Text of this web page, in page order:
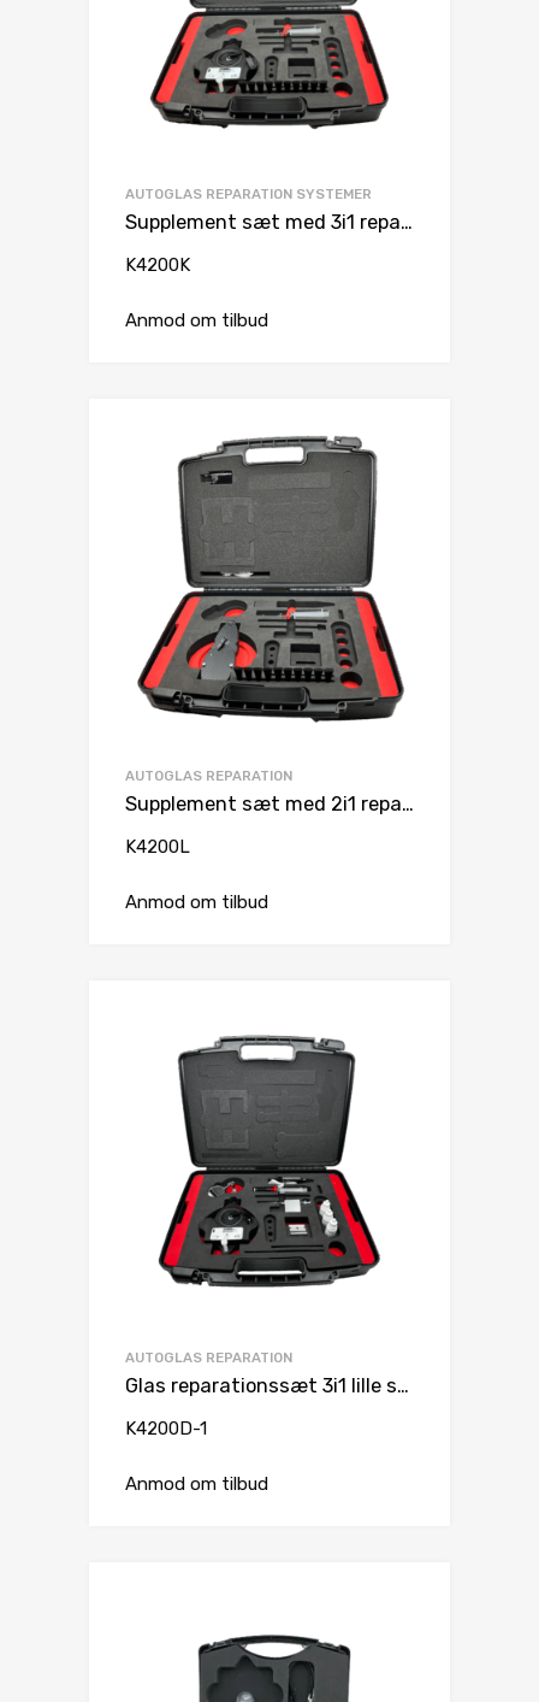
AUTOGLAS REPARATION SYSTEMER
Supplement sæt med 3i1 reparationsbro
K4200K
Anmod om tilbud
AUTOGLAS REPARATION
Supplement sæt med 2i1 reparationsbro
K4200L
Anmod om tilbud
AUTOGLAS REPARATION
Glas reparationssæt 3i1 lille sæt
K4200D-1
Anmod om tilbud